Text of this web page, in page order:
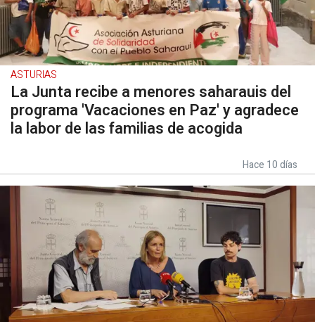
ASTURIAS
La Junta recibe a menores saharauis del
programa 'Vacaciones en Paz' y agradece
la labor de las familias de acogida
Hace 10 días